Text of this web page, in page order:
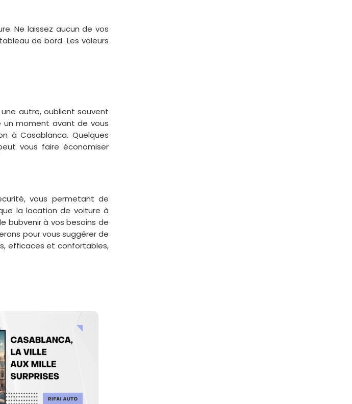
Ne laissez aucun de vos
de bord. Les voleurs
autre, oublient souvent
un moment avant de vous
à Casablanca. Quelques
vous faire économiser
vous permetant de
la location de voiture à
bubvenir à vos besoins de
pour vous suggérer de
efficaces et confortables,